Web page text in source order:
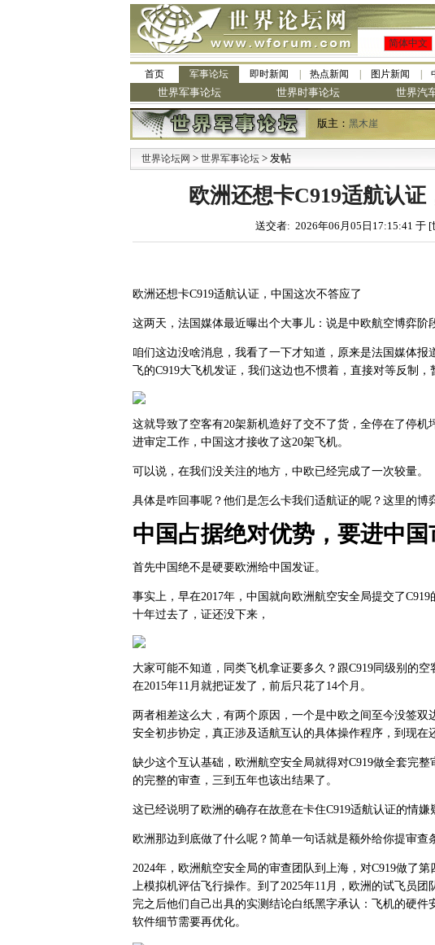
简体中文
首页 军事论坛 即时新闻 热点新闻 图片新闻
世界军事论坛 世界时事论坛 世界汽
版主： 黑木崖
世界论坛网 > 世界军事论坛 > 发帖
欧洲还想卡C919适航认
送交者: 2026年06月05日17:15:41 于
欧洲还想卡C919适航认证，中国这次不答应了
这两天，法国媒体最近曝出个大事儿：说是中欧航空博弈阶
咱们这边没啥消息，我看了一下才知道，原来是法国媒体
飞的C919大飞机发证，我们这边也不惯着，直接对等反制
这就导致了空客有20架新机造好了交不了货，全停在了停
进审定工作，中国这才接收了这20架飞机。
可以说，在我们没关注的地方，中欧已经完成了一次较量。
具体是咋回事呢？他们是怎么卡我们适航证的呢？这里的博
中国占据绝对优势，要进中国
首先中国绝不是硬要欧洲给中国发证。
事实上，早在2017年，中国就向欧洲航空安全局提交了
十年过去了，证还没下来，
大家可能不知道，同类飞机拿证要多久？跟C919同级别的空
在2015年11月就把证发了，前后只花了14个月。
两者相差这么大，有两个原因，一个是中欧之间至今没签双
安全初步协定，真正涉及适航互认的具体操作程序，到现在
缺少这个互认基础，欧洲航空安全局就得对C919做全套完
的完整的审查，三到五年也该出结果了。
这已经说明了欧洲的确存在故意在卡住C919适航认证的情嫌
欧洲那边到底做了什么呢？简单一句话就是额外给你提审查
2024年，欧洲航空安全局的审查团队到上海，对C919做了
上模拟机评估飞行操作。到了2025年11月，欧洲的试飞员
完之后他们自己出具的实测结论白纸黑字承认：飞机的硬
软件细节需要再优化。